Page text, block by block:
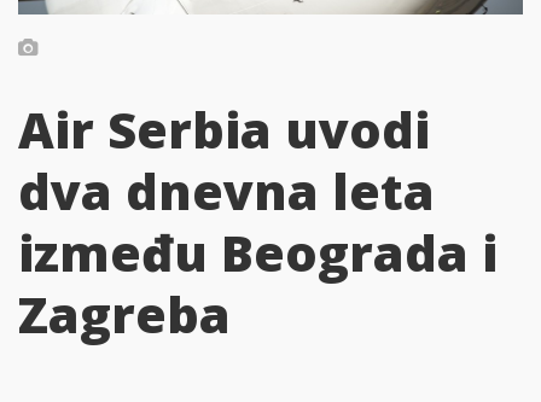
Air Serbia uvodi
dva dnevna leta
između Beograda i
Zagreba